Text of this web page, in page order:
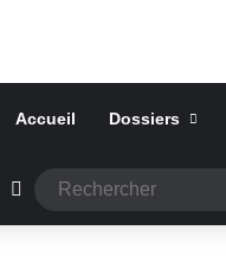
Accueil Dossiers
Article Aléatoire